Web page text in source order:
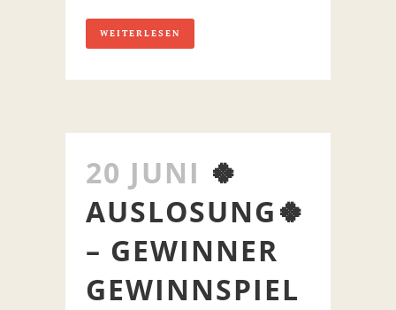
WEITERLESEN
20 JUNI 🍀
AUSLOSUNG🍀
– GEWINNER
GEWINNSPIEL